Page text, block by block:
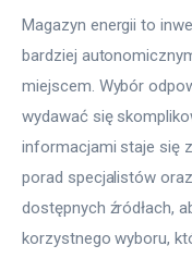
Magazyn energii to
bardziej
miejscem. Wybór
wydawać się
informacjami staje się
porad specjalistów
dostępnych źródłach,
korzystnego wyboru,